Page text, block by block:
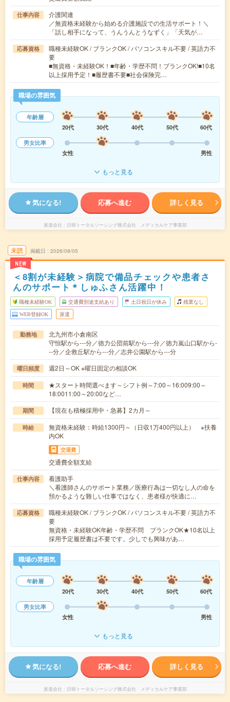
仕事内容
介護関連
／無資格未経験から始める介護施設での生活サポート！＼
「話し相手になって、うんうんとうなずく」「天気が…
応募資格
職種未経験OK / ブランクOK / パソコンスキル不要 / 英語力不
要
■無資格・未経験OK！■年齢・学歴不問！ブランクOK!■10名
以上採用予定！■履歴書不要■社会保険完…
職場の雰囲気
年齢層
20代
30代 40代 50代
60代
男女比率
女性
男性
もっと見る
気になる! 応募へ進む 詳しく見る
派遣会社 日研トータルソーシング株式会社 メディカルケア事業部
未読
NEW
掲載日 2026/08/05
＜8割が未経験＞病院で備品チェックや患者さ
んのサポート＊しゅふさん活躍中！
職種未経験OK 交通費別途支給あり 土日祝日が休み 残業なし
WEB登録OK 派遣
勤務地
北九州市小倉南区
守恒駅から---分／徳力公団前駅から---分／徳力嵐山口駅から-
--分／企救丘駅から---分／志井公園駅から---分
曜日頻度 週2日～OK ※曜日固定の相談OK
時間
★スタート時間選べます～シフト例～7:00～16:009:00～
18:0011:00～20:00など…
期間 【現在も積極採用中・急募】2カ月～
時給
無資格未経験：時給1300円～（日収1万400円以上） ※扶養
内OK
交通費
交通費全額支給
仕事内容
看護助手
＼看護師さんのサポート業務／医療行為は一切なし人の命を
預かるような難しい仕事ではなく、患者様が快適に…
応募資格
職種未経験OK / ブランクOK / パソコンスキル不要 / 英語力不
要
無資格・未経験OK年齢・学歴不問 ブランクOK★10名以上
採用予定履歴書は不要です。少しでも興味があ…
職場の雰囲気
年齢層
20代
30代 40代 50代
60代
男女比率
女性
男性
もっと見る
気になる! 応募へ進む 詳しく見る
派遣会社 日研トータルソーシング株式会社 メディカルケア事業部